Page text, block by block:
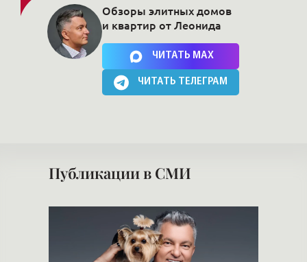
Нажимая на кнопку, Вы соглашаетесь c политикой сайта
Обзоры элитных домов
и квартир от Леонида
ЧИТАТЬ MAX
ЧИТАТЬ ТЕЛЕГРАМ
Публикации в СМИ